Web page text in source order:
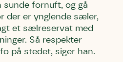
sunde fornuft, og gå
der er ynglende sæler,
et sælreservat med
Så respekter
på stedet, siger han.